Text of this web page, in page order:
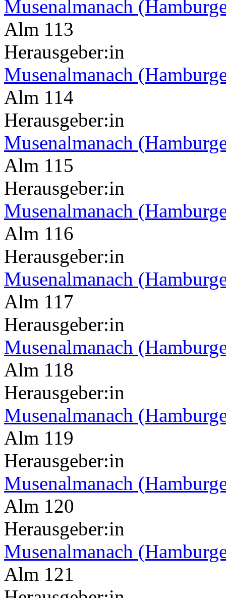
Musenalmanach
Alm 113
Herausgeber:in
Musenalmanach
Alm 114
Herausgeber:in
Musenalmanach
Alm 115
Herausgeber:in
Musenalmanach
Alm 116
Herausgeber:in
Musenalmanach
Alm 117
Herausgeber:in
Musenalmanach
Alm 118
Herausgeber:in
Musenalmanach
Alm 119
Herausgeber:in
Musenalmanach
Alm 120
Herausgeber:in
Musenalmanach
Alm 121